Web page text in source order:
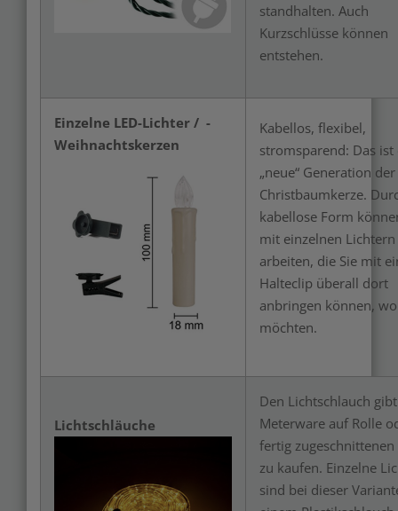
standhalten. Auch
Kurzschlüsse können
entstehen.
Einzelne LED-Lichter / -
Weihnachtskerzen
Kabellos, flexibel,
stromsparend: Das ist
„neue“ Generation der
Christbaumkerze.
kabellose Form
mit einzelnen Lichtern
arbeiten, die Sie mit
Halteclip überall dort
anbringen können, wo
möchten.
Lichtschläuche
Den Lichtschlauch
Meterware auf Rolle
fertig zugeschnittenen
zu kaufen. Einzelne
sind bei dieser